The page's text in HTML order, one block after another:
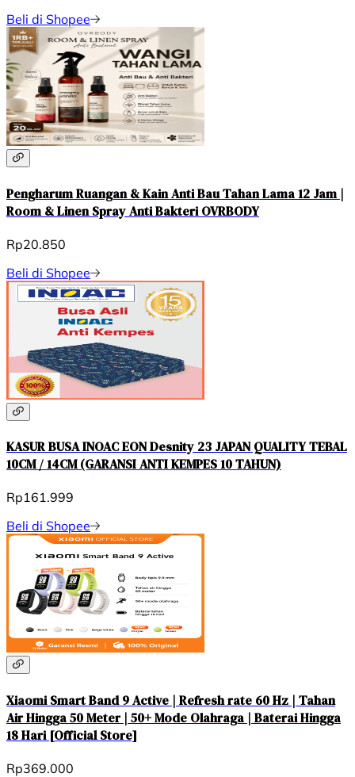
Beli di Shopee
Pengharum Ruangan & Kain Anti Bau Tahan Lama 12 Jam |
Room & Linen Spray Anti Bakteri OVRBODY
Rp20.850
Beli di Shopee
KASUR BUSA INOAC EON Desnity 23 JAPAN QUALITY TEBAL
10CM / 14CM (GARANSI ANTI KEMPES 10 TAHUN)
Rp161.999
Beli di Shopee
Xiaomi Smart Band 9 Active | Refresh rate 60 Hz | Tahan
Air Hingga 50 Meter | 50+ Mode Olahraga | Baterai Hingga
18 Hari [Official Store]
Rp369.000